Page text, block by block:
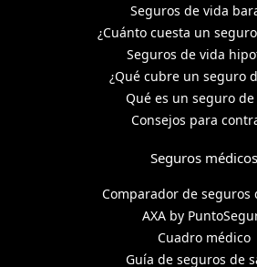
Seguros de vida
¿Cuánto cuesta un
Seguros de vida
¿Qué cubre un seguro
Qué es un seguro de
Consejos para
Seguros médicos
Comparador de seguros
AXA by
Cuadro médico
Guía de seguros de